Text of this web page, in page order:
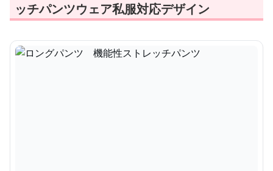
ッチパンツウェア私服対応デザイン